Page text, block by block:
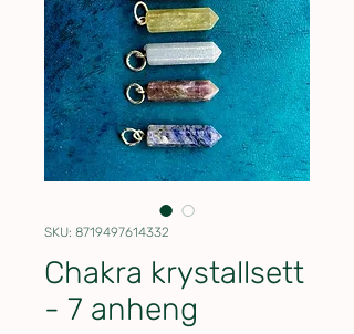
SKU: 8719497614332
Chakra krystallsett
- 7 anheng